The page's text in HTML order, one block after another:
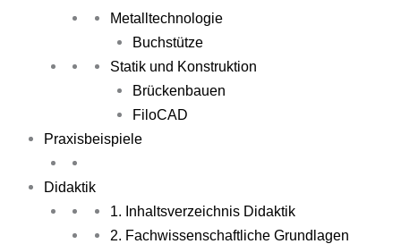
Metalltechnologie
Buchstütze
Statik und Konstruktion
Brückenbauen
FiloCAD
Praxisbeispiele
Didaktik
1. Inhaltsverzeichnis Didaktik
2. Fachwissenschaftliche Grundlagen